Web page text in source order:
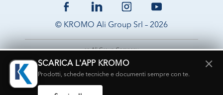
© KROMO Ali Group Srl – 2026
SCARICA L'APP KROMO
Prodotti, schede tecniche e documenti sempre con te.
×